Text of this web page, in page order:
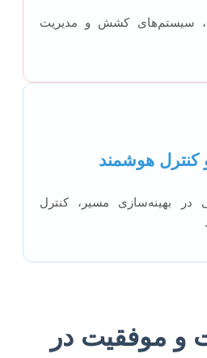
سیستم‌های کشش و مدیریت
هوشمند
بهینه‌سازی مسیر، کنترل
و موفقیت در